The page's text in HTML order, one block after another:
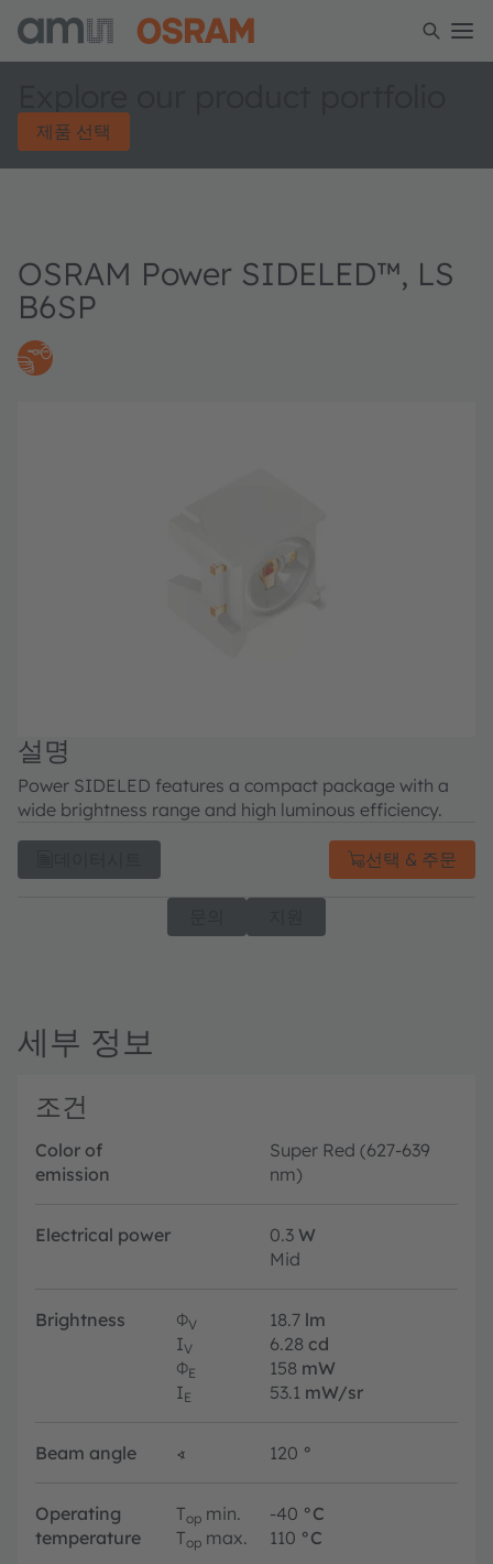
제품 선택
OSRAM Power SIDELED™, LS
B6SP
설명
Power SIDELED features a compact package with a
wide brightness range and high luminous efficiency.
선택 & 주문
세부 정보
조건
Color of
emission
Super Red (627-639
nm)
Electrical power 0.3 W
Mid
Brightness ΦV 18.7 lm
IV 6.28 cd
ΦE 158 mW
IE 53.1 mW/sr
Beam angle ∢ 120 °
Operating
temperature
Top min. -40 °C
Top max. 110 °C